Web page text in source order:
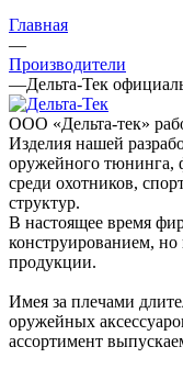
Главная
—
Производители
—Дельта-Тек
ООО «Дельта-тек»
Изделия нашей
оружейного тюнинга,
среди охотников,
структур.
В настоящее время
конструированием, но
продукции.
Имея за плечами
оружейных
ассортимент